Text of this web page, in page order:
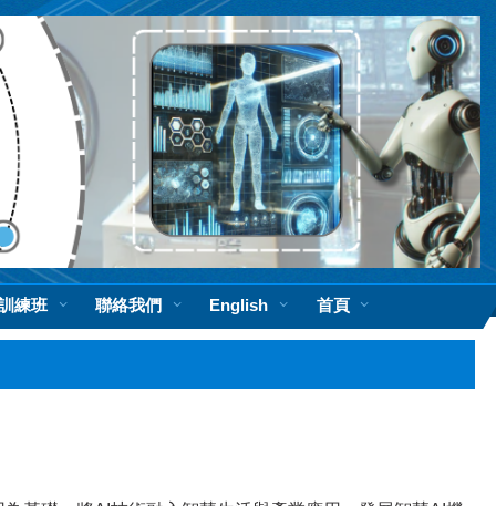
練班 聯絡我們 English 首頁